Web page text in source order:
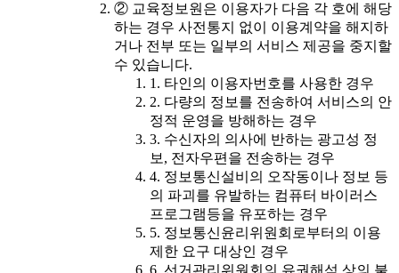
② 교육정보원은 이용자가 다음 각 호에 해당
하는 경우 사전통지 없이 이용계약을 해지하
거나 전부 또는 일부의 서비스 제공을 중지할
수 있습니다.
1. 타인의 이용자번호를 사용한 경우
2. 다량의 정보를 전송하여 서비스의 안
정적 운영을 방해하는 경우
3. 수신자의 의사에 반하는 광고성 정
보, 전자우편을 전송하는 경우
4. 정보통신설비의 오작동이나 정보 등
의 파괴를 유발하는 컴퓨터 바이러스
프로그램등을 유포하는 경우
5. 정보통신윤리위원회로부터의 이용
제한 요구 대상인 경우